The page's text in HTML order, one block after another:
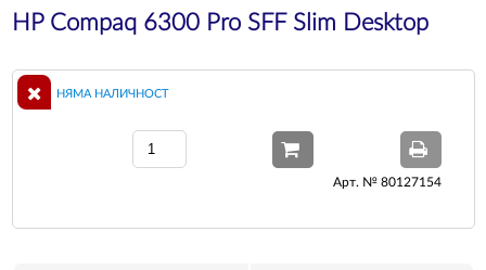
HP Compaq 6300 Pro SFF Slim Desktop
НЯМА НАЛИЧНОСТ
Арт. № 80127154